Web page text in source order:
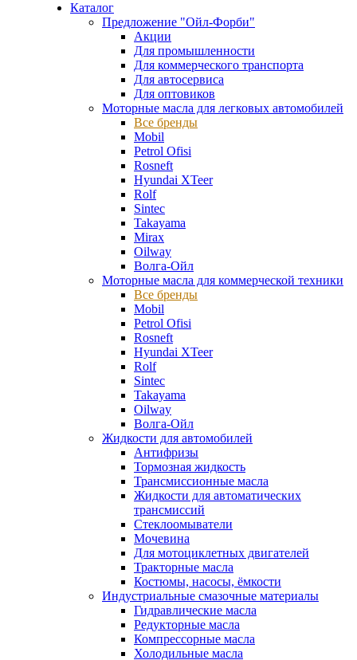
Каталог
Предложение "Ойл-Форби"
Акции
Для промышленности
Для коммерческого транспорта
Для автосервиса
Для оптовиков
Моторные масла для легковых автомобилей
Все бренды
Mobil
Petrol Ofisi
Rosneft
Hyundai XTeer
Rolf
Sintec
Takayama
Mirax
Oilway
Волга-Ойл
Моторные масла для коммерческой техники
Все бренды
Mobil
Petrol Ofisi
Rosneft
Hyundai XTeer
Rolf
Sintec
Takayama
Oilway
Волга-Ойл
Жидкости для автомобилей
Антифризы
Тормозная жидкость
Трансмиссионные масла
Жидкости для автоматических
трансмиссий
Стеклоомыватели
Мочевина
Для мотоциклетных двигателей
Тракторные масла
Костюмы, насосы, ёмкости
Индустриальные смазочные материалы
Гидравлические масла
Редукторные масла
Компрессорные масла
Холодильные масла